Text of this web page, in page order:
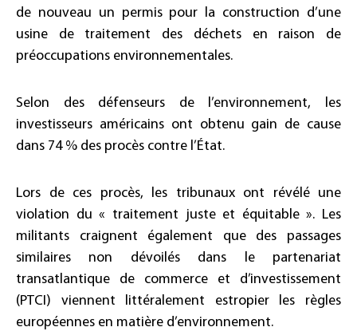
de nouveau un permis pour la construction d’une
usine de traitement des déchets en raison de
préoccupations environnementales.
Selon des défenseurs de l’environnement, les
investisseurs américains ont obtenu gain de cause
dans 74 % des procès contre l’État.
Lors de ces procès, les tribunaux ont révélé une
violation du « traitement juste et équitable ». Les
militants craignent également que des passages
similaires non dévoilés dans le partenariat
transatlantique de commerce et d’investissement
(PTCI) viennent littéralement estropier les règles
européennes en matière d’environnement.